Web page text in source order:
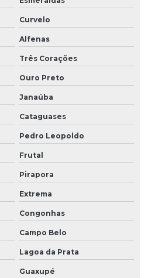
Curvelo
Alfenas
Três Corações
Ouro Preto
Janaúba
Cataguases
Pedro Leopoldo
Frutal
Pirapora
Extrema
Congonhas
Campo Belo
Lagoa da Prata
Guaxupé